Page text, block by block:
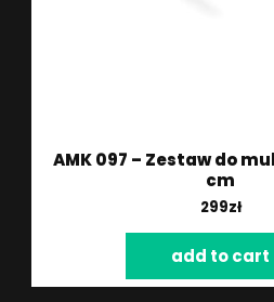
AMK 097 – Zestaw do
cm
299zł
add to cart